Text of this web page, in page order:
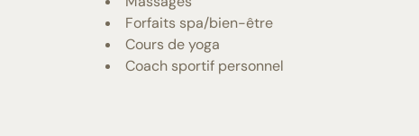
Forfaits spa/bien-être
Cours de yoga
Coach sportif personnel